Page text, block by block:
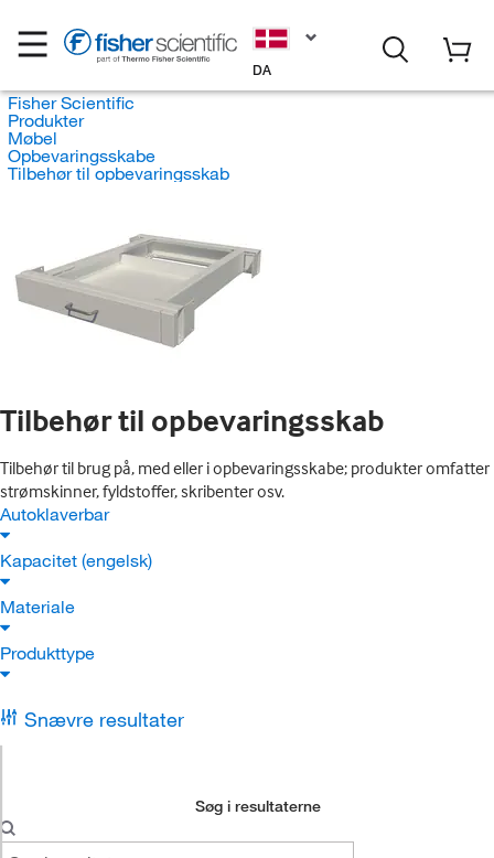
DA
Fisher Scientific
Produkter
Møbel
Opbevaringsskabe
Tilbehør til opbevaringsskab
Tilbehør til opbevaringsskab
Tilbehør til brug på, med eller i opbevaringsskabe; produkter omfatter
strømskinner, fyldstoffer, skribenter osv.
Autoklaverbar
Kapacitet (engelsk)
Materiale
Produkttype
Snævre resultater
Søg i resultaterne